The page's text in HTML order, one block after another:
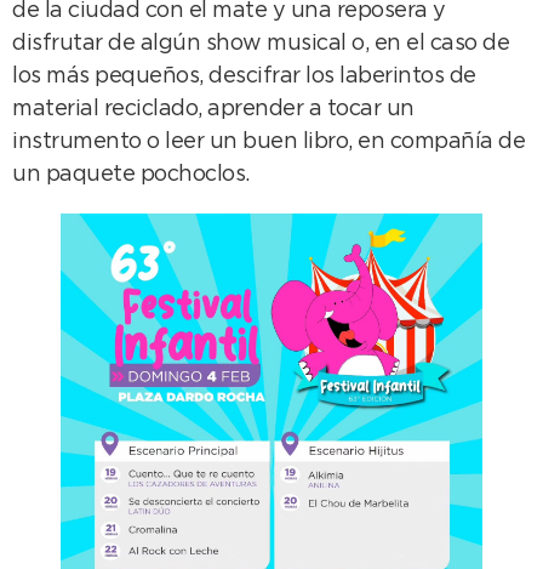
de la ciudad con el mate y una reposera y
disfrutar de algún show musical o, en el caso de
los más pequeños, descifrar los laberintos de
material reciclado, aprender a tocar un
instrumento o leer un buen libro, en compañía de
un paquete pochoclos.